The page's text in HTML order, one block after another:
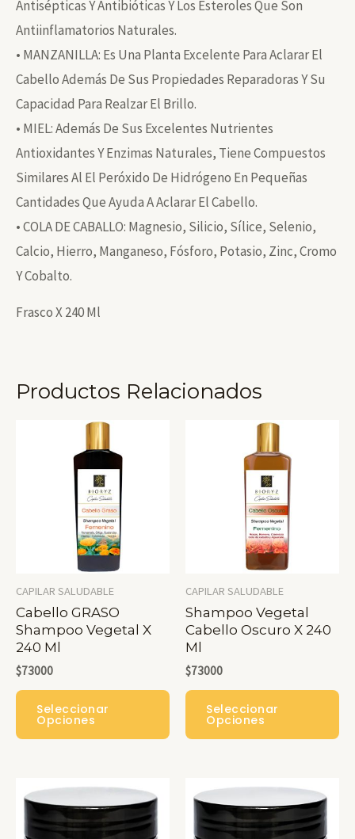
Antisépticas Y Antibióticas Y Los Esteroles Que Son
Antiinflamatorios Naturales.
• MANZANILLA: Es Una Planta Excelente Para Aclarar El
Cabello Además De Sus Propiedades Reparadoras Y Su
Capacidad Para Realzar El Brillo.
• MIEL: Además De Sus Excelentes Nutrientes
Antioxidantes Y Enzimas Naturales, Tiene Compuestos
Similares Al El Peróxido De Hidrógeno En Pequeñas
Cantidades Que Ayuda A Aclarar El Cabello.
• COLA DE CABALLO: Magnesio, Silicio, Sílice, Selenio,
Calcio, Hierro, Manganeso, Fósforo, Potasio, Zinc, Cromo
Y Cobalto.
Frasco X 240 Ml
Productos Relacionados
CAPILAR SALUDABLE
Cabello GRASO
Shampoo Vegetal X
240 Ml
$73000
Seleccionar
Opciones
Este
Producto
Tiene
Variantes.
CAPILAR SALUDABLE
Shampoo Vegetal
Cabello Oscuro X 240
Ml
$73000
Seleccionar
Opciones